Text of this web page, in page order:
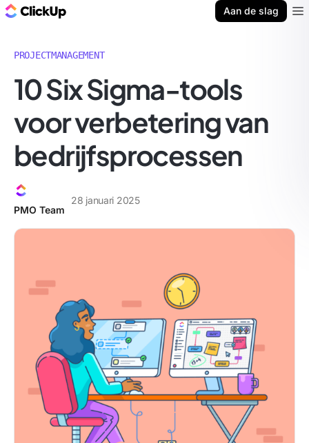
Aan de slag
PROJECTMANAGEMENT
10 Six Sigma-tools
voor verbetering van
bedrijfsprocessen
PMO Team
28 januari 2025